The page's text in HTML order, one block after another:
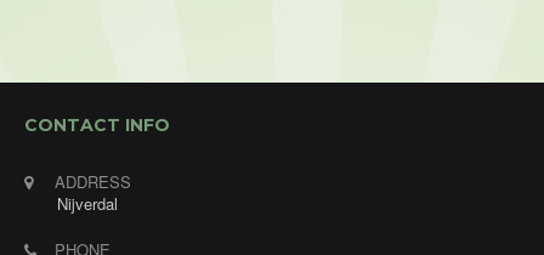
CONTACT INFO
ADDRESS
Nijverdal
PHONE